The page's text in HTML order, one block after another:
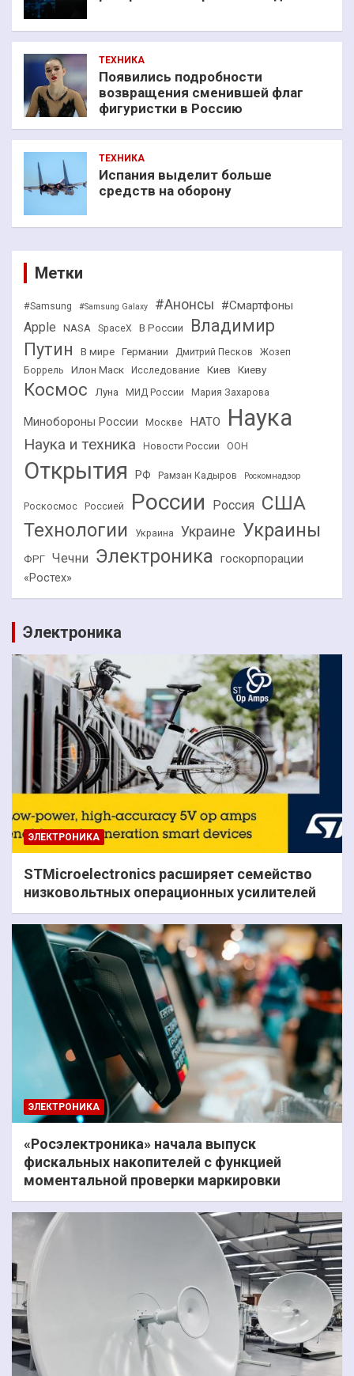
ТЕХНИКА
Появились подробности
возвращения сменившей флаг
фигуристки в Россию
ТЕХНИКА
Испания выделит больше
средств на оборону
Метки
#Samsung #Samsung Galaxy #Анонсы #Смартфоны
Apple NASA SpaceX В России
Владимир
Путин
В мире Германии Дмитрий Песков
Жозеп
Боррель
Илон Маск Исследование Киев Киеву
Космос Луна МИД России Мария Захарова
Минобороны России Москве НАТО Наука
Наука и техника Новости России ООН
Открытия РФ Рамзан Кадыров Роскомнадзор
Роскосмос Россией России Россия США
Технологии Украина Украине Украины
ФРГ Чечни Электроника госкорпорации
«Ростех»
Электроника
ЭЛЕКТРОНИКА
STMicroelectronics расширяет семейство
низковольтных операционных усилителей
ЭЛЕКТРОНИКА
«Росэлектроника» начала выпуск
фискальных накопителей с функцией
моментальной проверки маркировки